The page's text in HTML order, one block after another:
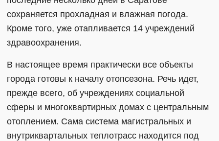
сохраняется прохладная и влажная погода.
Кроме того, уже отапливается 14 учреждений
здравоохранения.
В настоящее время практически все объекты
города готовы к началу отопсезона. Речь идет,
прежде всего, об учреждениях социальной
сферы и многоквартирных домах с центральным
отоплением. Сама система магистральных и
внутриквартальных теплотрасс находится под